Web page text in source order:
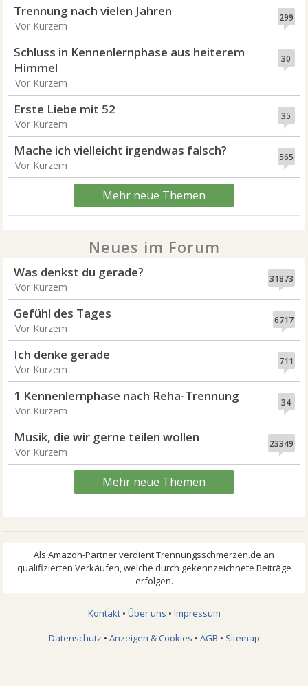
299
Trennung nach vielen Jahren
Vor Kurzem
30
Schluss in Kennenlernphase aus heiterem
Himmel
Vor Kurzem
35
Erste Liebe mit 52
Vor Kurzem
565
Mache ich vielleicht irgendwas falsch?
Vor Kurzem
Mehr neue Themen
Neues im Forum
31873
Was denkst du gerade?
Vor Kurzem
6717
Gefühl des Tages
Vor Kurzem
711
Ich denke gerade
Vor Kurzem
34
1 Kennenlernphase nach Reha-Trennung
Vor Kurzem
23349
Musik, die wir gerne teilen wollen
Vor Kurzem
Mehr neue Themen
Kontakt• Über uns • Impressum
Datenschutz • Anzeigen & Cookies • AGB • Sitemap